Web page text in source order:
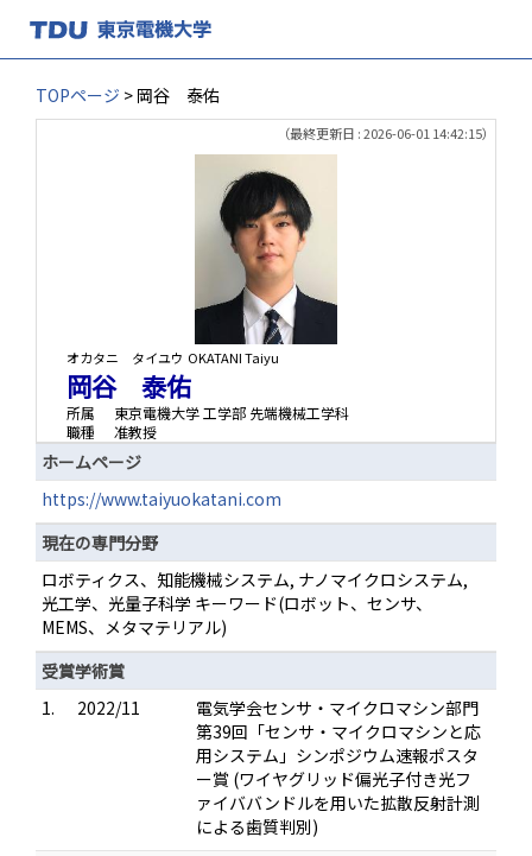
TOPページ > 岡谷 泰佑
（最終更新日 : 2026-06-01 14:42:15）
オカタニ タイユウ OKATANI Taiyu
岡谷 泰佑
所属
東京電機大学 工学部 先端機械工学科
職種
准教授
ホームページ
https://www.taiyuokatani.com
現在の専門分野
ロボティクス、知能機械システム, ナノマイクロシステム,
光工学、光量子科学 キーワード(ロボット、センサ、
MEMS、メタマテリアル)
受賞学術賞
1.
2022/11
電気学会センサ・マイクロマシン部門
第39回「センサ・マイクロマシンと応
用システム」シンポジウム速報ポスタ
ー賞 (ワイヤグリッド偏光子付き光フ
ァイババンドルを用いた拡散反射計測
による歯質判別)